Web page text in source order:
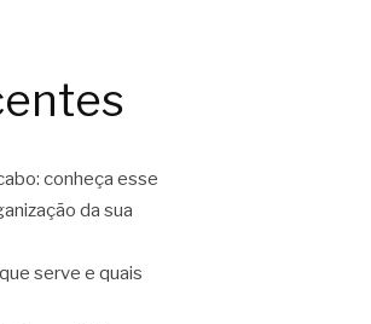
conheça esse
da sua
serve e quais